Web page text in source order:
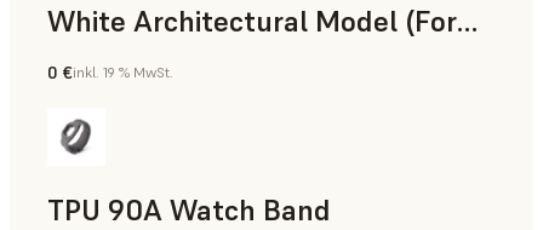
White Architectural Model (Form 4)
Standard
0 €inkl. 19 % MwSt.
TPU 90A Watch Band